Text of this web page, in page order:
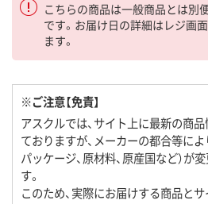
こちらの商品は一般商品とは別
です。お届け日の詳細はレジ画
ます。
※ご注意【免責】
アスクルでは、サイト上に最新の商
ておりますが、メーカーの都合等によ
パッケージ、原材料、原産国など）が
す。
このため、実際にお届けする商品と